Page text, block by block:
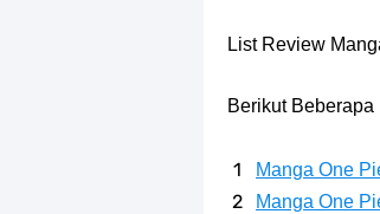
7 Fakta Queen
List Review
Berikut
Manga One
Manga One